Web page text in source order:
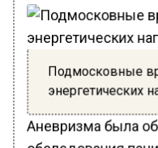
Подмосковные
энергетических
Аневризма была